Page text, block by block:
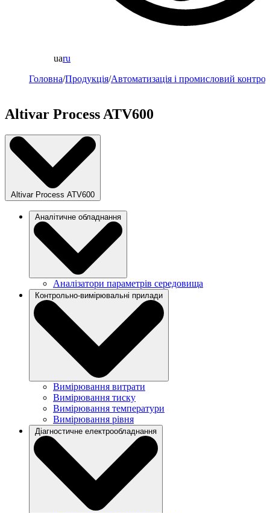
uaru
Головна/Продукція/Автоматизація і промисловий
Altivar Process ATV600
Altivar Process ATV600
Аналітичне обладнання
Аналізатори параметрів середовища
Контрольно-вимірювальні прилади
Вимірювання витрати
Вимірювання тиску
Вимірювання температури
Вимірювання рівня
Діагностичне електрообладнання